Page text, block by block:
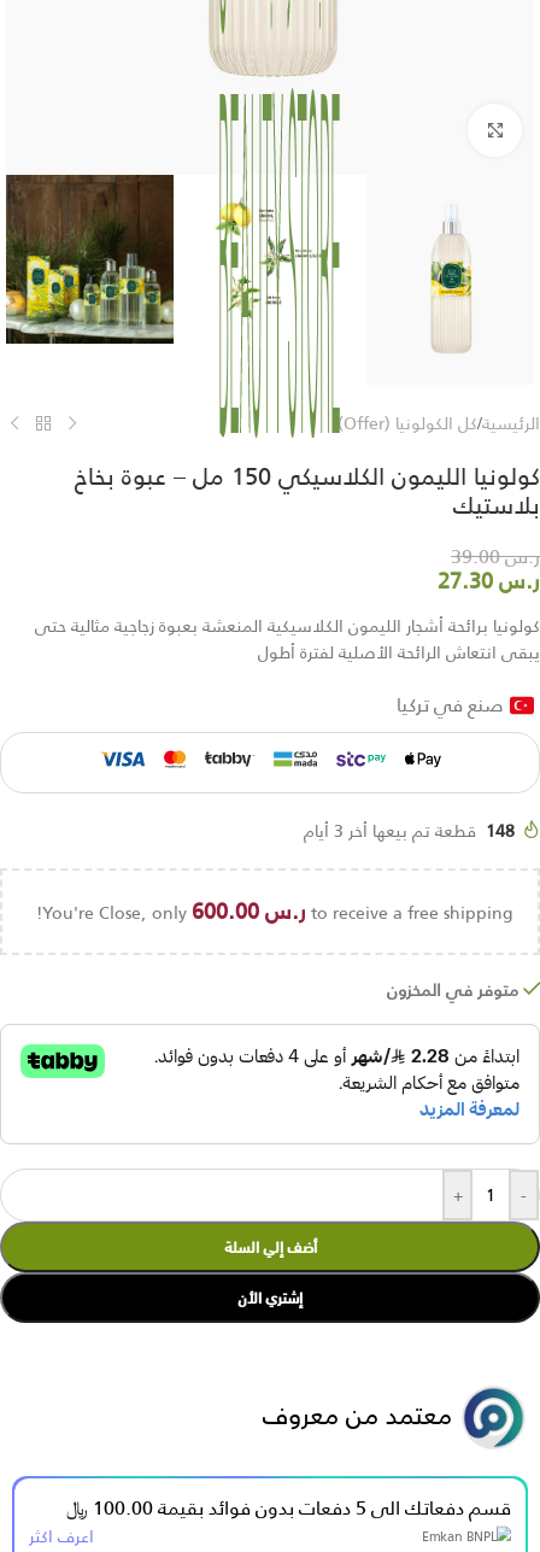
الرئيسية/كل الكولونيا (Offer)
كولونيا الليمون الكلاسيكي 150 مل – عبوة بخاخ
بلاستيك
ر.س39.00
ر.س
كولونيا برائحة أشجار الليمون الكلاسيكية المنعشة بعبوة زجاجية مثالية حتى
يبقى انتعاش الرائحة الأصلية لفترة أطول
صنع في تركيا
148 قطعة تم بيعها أخر 3 أيام
You're Close, only ر.س to receive a free shipping!
متوفر في المخزون
-
+
أضف إلي السلة
إشتري الأن
معتمد من معروف
قسم دفعاتك الى 5 دفعات بدون فوائد بقيمة 100.00 ﷼
اعرف اكثر